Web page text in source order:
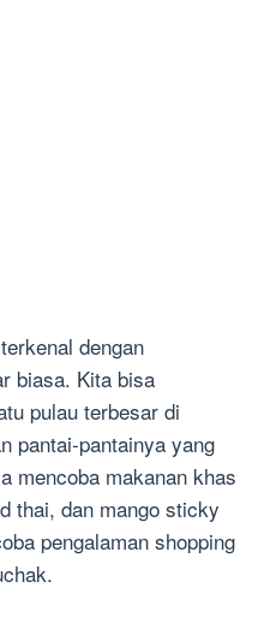
dengan
biasa. Kita bisa
pulau terbesar di
pantai-pantainya yang
mencoba makanan khas
thai, dan mango sticky
pengalaman shopping